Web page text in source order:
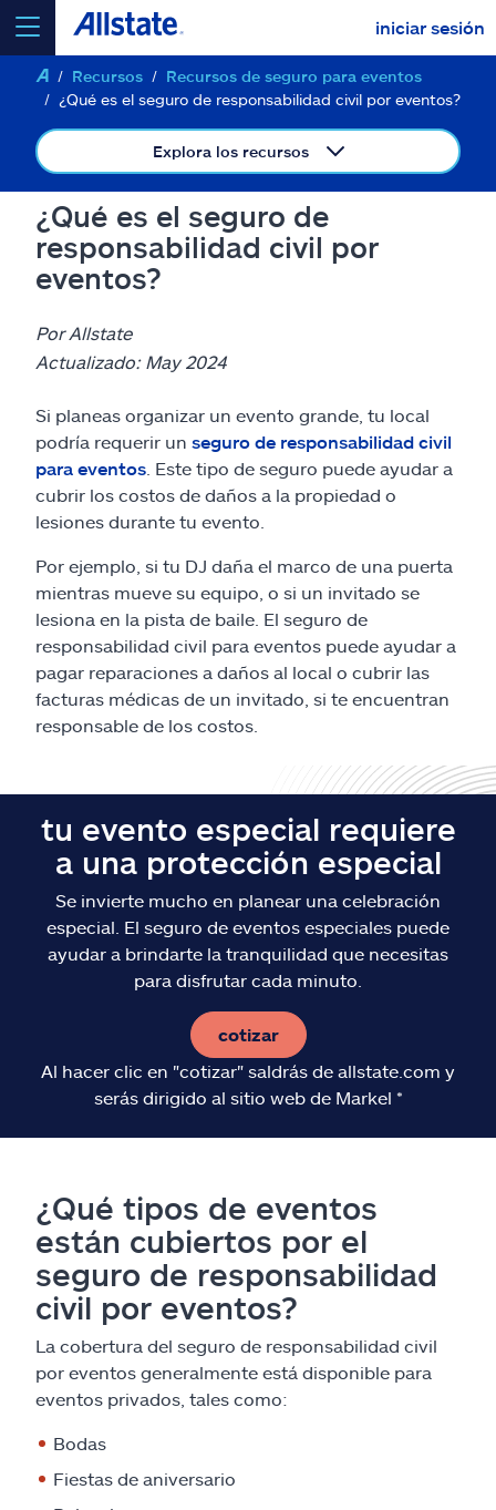
iniciar sesión
seleccionar un producto paracotizar
Select a Product
Seguros y más
Recursos
Reclamos
Asistencia y apoyo
Buscar agente
Explore Allstate
English
Recursos
Recursos de seguro para eventos
¿Qué es el seguro de responsabilidad civil por eventos?
Explora los recursos
¿Qué es el seguro de
responsabilidad civil por
eventos?
Por Allstate
Actualizado: May 2024
Si planeas organizar un evento grande, tu local
podría requerir un seguro de responsabilidad civil
para eventos . Este tipo de seguro puede ayudar a
cubrir los costos de daños a la propiedad o
lesiones durante tu evento.
Por ejemplo, si tu DJ daña el marco de una puerta
mientras mueve su equipo, o si un invitado se
lesiona en la pista de baile. El seguro de
responsabilidad civil para eventos puede ayudar a
pagar reparaciones a daños al local o cubrir las
facturas médicas de un invitado, si te encuentran
responsable de los costos.
tu evento especial requiere
a una protección especial
Se invierte mucho en planear una celebración
especial. El seguro de eventos especiales puede
ayudar a brindarte la tranquilidad que necesitas
para disfrutar cada minuto.
cotizar
Al hacer clic en "cotizar" saldrás de allstate.com y
serás dirigido al sitio web de Markel *
¿Qué tipos de eventos
están cubiertos por el
seguro de responsabilidad
civil por eventos?
La cobertura del seguro de responsabilidad civil
por eventos generalmente está disponible para
eventos privados, tales como:
Bodas
Fiestas de aniversario